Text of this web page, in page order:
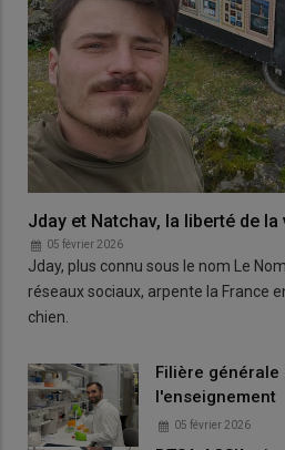
Jday et Natchav, la liberté de la
05 février 2026
Jday, plus connu sous le nom Le
réseaux sociaux, arpente la France
chien.
Filière générale
l'enseignement
05 février 2026